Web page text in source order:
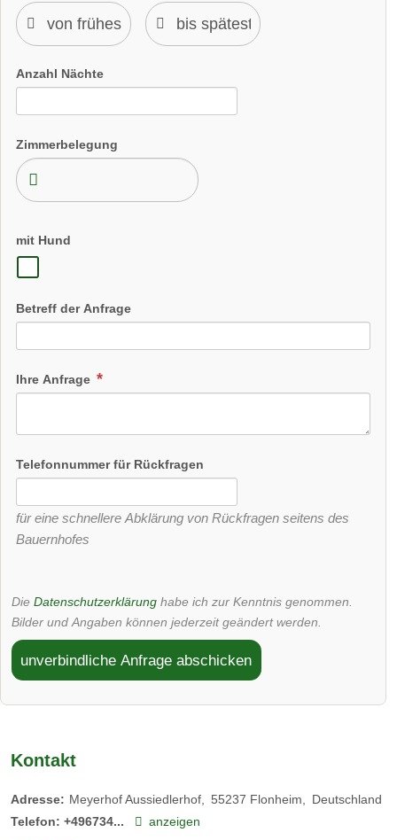
Anzahl Nächte
Zimmerbelegung
mit Hund
Betreff der Anfrage
Ihre Anfrage
Telefonnummer für Rückfragen
für eine schnellere Abklärung von Rückfragen seitens des
Bauernhofes
Die Datenschutzerklärung habe ich zur Kenntnis genommen.
Bilder und Angaben können jederzeit geändert werden.
unverbindliche Anfrage abschicken
Kontakt
Adresse: Meyerhof Aussiedlerhof 55237 Flonheim
Deutschland
Telefon: +496734...
anzeigen